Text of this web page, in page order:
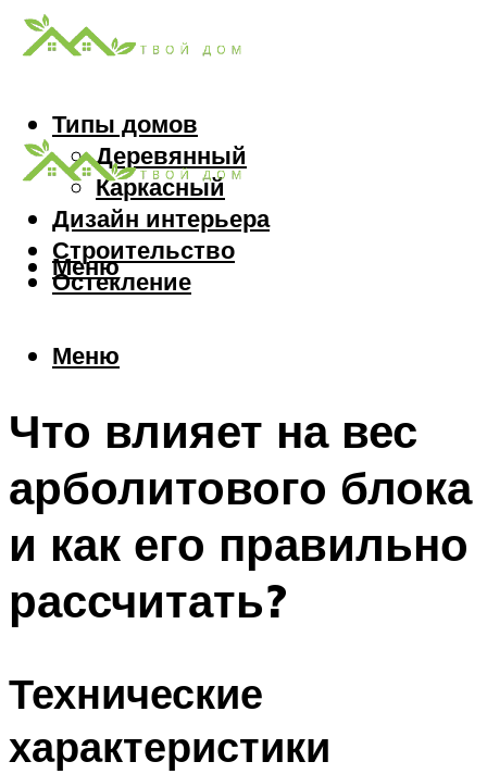
Типы домов
Деревянный
Каркасный
Дизайн интерьера
Строительство
Остекление
Меню
Меню
Что влияет на вес
арболитового блока
и как его правильно
рассчитать?
Технические
характеристики